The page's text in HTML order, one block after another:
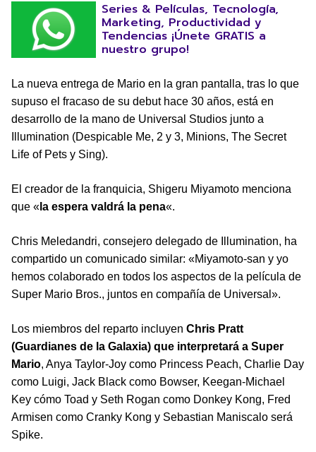
Series & Películas, Tecnología,
Marketing, Productividad y
Tendencias ¡Únete GRATIS a
nuestro grupo!
La nueva entrega de Mario en la gran pantalla, tras lo que
supuso el fracaso de su debut hace 30 años, está en
desarrollo de la mano de Universal Studios junto a
Illumination (Despicable Me, 2 y 3, Minions, The Secret
Life of Pets y Sing).
El creador de la franquicia, Shigeru Miyamoto menciona
que « la espera valdrá la pena«.
Chris Meledandri, consejero delegado de Illumination, ha
compartido un comunicado similar: «Miyamoto-san y yo
hemos colaborado en todos los aspectos de la película de
Super Mario Bros., juntos en compañía de Universal».
Los miembros del reparto incluyen Chris Pratt
(Guardianes de la Galaxia) que interpretará a Super
Mario, Anya Taylor-Joy como Princess Peach, Charlie Day
como Luigi, Jack Black como Bowser, Keegan-Michael
Key cómo Toad y Seth Rogan como Donkey Kong, Fred
Armisen como Cranky Kong y Sebastian Maniscalo será
Spike.